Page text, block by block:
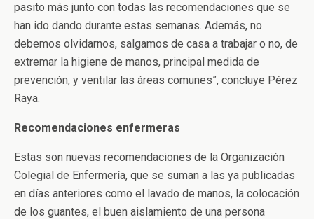
pasito más junto con todas las recomendaciones que se
han ido dando durante estas semanas. Además, no
debemos olvidarnos, salgamos de casa a trabajar o no, de
extremar la higiene de manos, principal medida de
prevención, y ventilar las áreas comunes”, concluye Pérez
Raya.
Recomendaciones enfermeras
Estas son nuevas recomendaciones de la Organización
Colegial de Enfermería, que se suman a las ya publicadas
en días anteriores como el lavado de manos, la colocación
de los guantes, el buen aislamiento de una persona